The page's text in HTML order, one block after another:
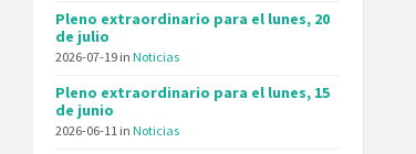
Pleno extraordinario para el lunes, 20
de julio
2026-07-19 in Noticias
Pleno extraordinario para el lunes, 15
de junio
2026-06-11 in Noticias